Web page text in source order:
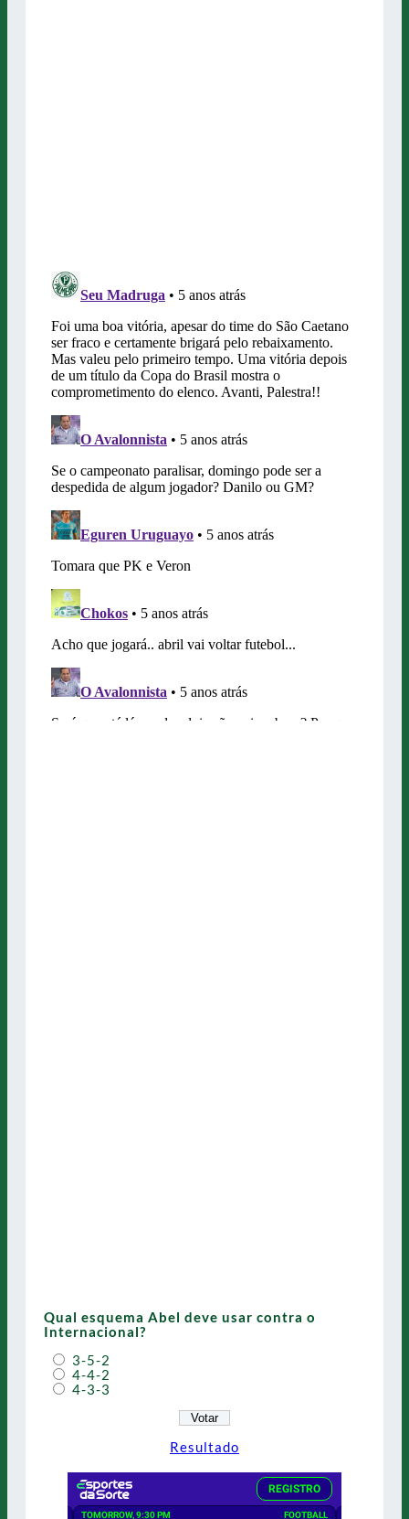
Qual esquema Abel deve usar contra o
Internacional?
3-5-2
4-4-2
4-3-3
Resultado